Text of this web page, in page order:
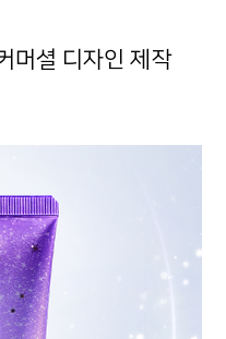
머셜 디자인 제작